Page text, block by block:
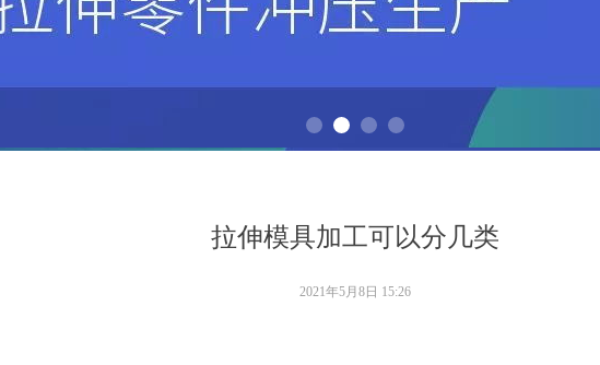
拉伸模具加工可以分几类
2021年5月8日 15:26